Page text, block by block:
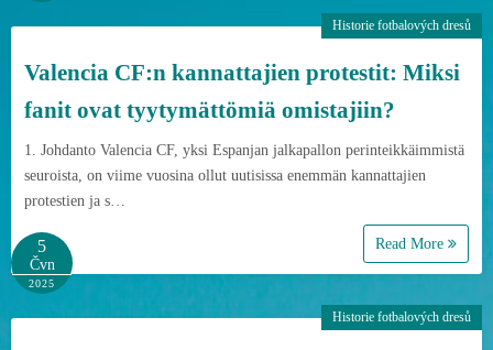
Valencia CF:n kannattajien protestit: Miksi
fanit ovat tyytymättömiä omistajiin?
1. Johdanto Valencia CF, yksi Espanjan jalkapallon perinteikkäimmistä
seuroista, on viime vuosina ollut uutisissa enemmän kannattajien
protestien ja s…
Read More
Historie fotbalových dresů
5
Čvn
2025
Historie fotbalových dresů